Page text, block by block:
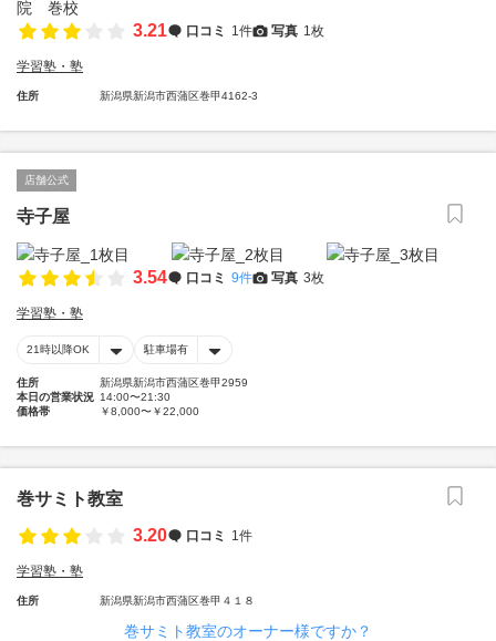
3.21 口コミ 1件 写真 1枚
学習塾・塾
住所 新潟県新潟市西蒲区巻甲4162-3
店舗公式
寺子屋
3.54 口コミ 9件 写真 3枚
学習塾・塾
21時以降OK 駐車場有
住所
新潟県新潟市西蒲区巻甲2959
本日の営業状況 14:00〜21:30
価格帯
￥8,000〜￥22,000
巻サミト教室
3.20
口コミ 1件
学習塾・塾
住所 新潟県新潟市西蒲区巻甲４１８
巻サミト教室のオーナー様ですか？